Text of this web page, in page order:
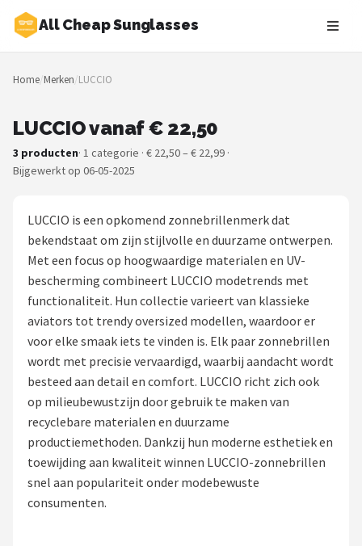
All Cheap Sunglasses
Zoeken
NAVIGATIE
Merken
Zonnebrillen
Baby zonnebrillen
Shop
POPULAIRE MERKEN
KIMU
Kingseven
Sinner
Home/Merken/LUCCIO
LUCCIO vanaf € 22,50
3 producten· 1 categorie · € 22,50 – € 22,99 ·
Bijgewerkt op 06-05-2025
LUCCIO is een opkomend zonnebrillenmerk dat
bekendstaat om zijn stijlvolle en duurzame ontwerpen.
Met een focus op hoogwaardige materialen en UV-
bescherming combineert LUCCIO modetrends met
functionaliteit. Hun collectie varieert van klassieke
aviators tot trendy oversized modellen, waardoor er
voor elke smaak iets te vinden is. Elk paar zonnebrillen
wordt met precisie vervaardigd, waarbij aandacht wordt
besteed aan detail en comfort. LUCCIO richt zich ook
op milieubewustzijn door gebruik te maken van
recyclebare materialen en duurzame
productiemethoden. Dankzij hun moderne esthetiek en
toewijding aan kwaliteit winnen LUCCIO-zonnebrillen
snel aan populariteit onder modebewuste
consumenten.